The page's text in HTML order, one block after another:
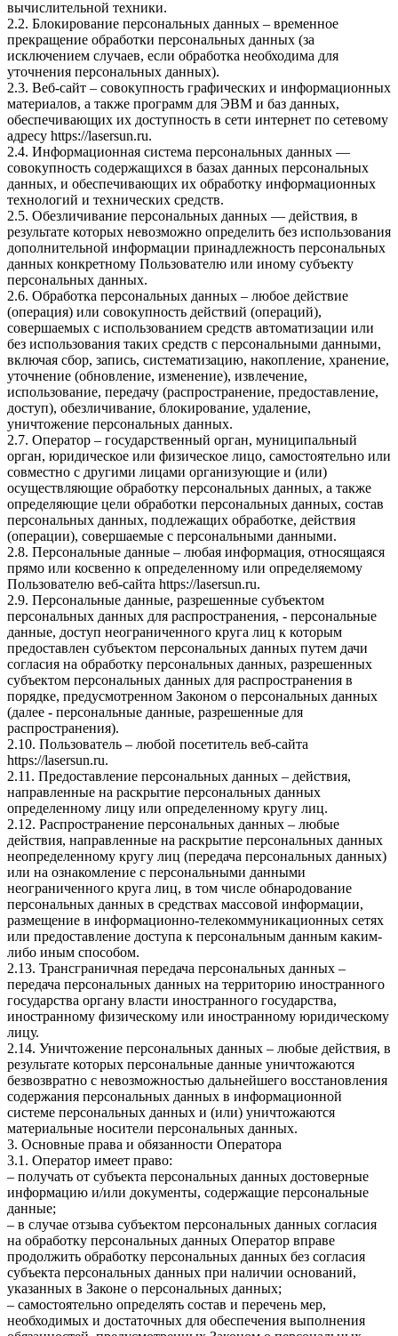
вычислительной техники.
2.2. Блокирование персональных данных – временное
прекращение обработки персональных данных (за
исключением случаев, если обработка необходима для
уточнения персональных данных).
2.3. Веб-сайт – совокупность графических и информационных
материалов, а также программ для ЭВМ и баз данных,
обеспечивающих их доступность в сети интернет по сетевому
адресу https://lasersun.ru.
2.4. Информационная система персональных данных —
совокупность содержащихся в базах данных персональных
данных, и обеспечивающих их обработку информационных
технологий и технических средств.
2.5. Обезличивание персональных данных — действия, в
результате которых невозможно определить без использования
дополнительной информации принадлежность персональных
данных конкретному Пользователю или иному субъекту
персональных данных.
2.6. Обработка персональных данных – любое действие
(операция) или совокупность действий (операций),
совершаемых с использованием средств автоматизации или
без использования таких средств с персональными данными,
включая сбор, запись, систематизацию, накопление, хранение,
уточнение (обновление, изменение), извлечение,
использование, передачу (распространение, предоставление,
доступ), обезличивание, блокирование, удаление,
уничтожение персональных данных.
2.7. Оператор – государственный орган, муниципальный
орган, юридическое или физическое лицо, самостоятельно или
совместно с другими лицами организующие и (или)
осуществляющие обработку персональных данных, а также
определяющие цели обработки персональных данных, состав
персональных данных, подлежащих обработке, действия
(операции), совершаемые с персональными данными.
2.8. Персональные данные – любая информация, относящаяся
прямо или косвенно к определенному или определяемому
Пользователю веб-сайта https://lasersun.ru.
2.9. Персональные данные, разрешенные субъектом
персональных данных для распространения, - персональные
данные, доступ неограниченного круга лиц к которым
предоставлен субъектом персональных данных путем дачи
согласия на обработку персональных данных, разрешенных
субъектом персональных данных для распространения в
порядке, предусмотренном Законом о персональных данных
(далее - персональные данные, разрешенные для
распространения).
2.10. Пользователь – любой посетитель веб-сайта
https://lasersun.ru.
2.11. Предоставление персональных данных – действия,
направленные на раскрытие персональных данных
определенному лицу или определенному кругу лиц.
2.12. Распространение персональных данных – любые
действия, направленные на раскрытие персональных данных
неопределенному кругу лиц (передача персональных данных)
или на ознакомление с персональными данными
неограниченного круга лиц, в том числе обнародование
персональных данных в средствах массовой информации,
размещение в информационно-телекоммуникационных сетях
или предоставление доступа к персональным данным каким-
либо иным способом.
2.13. Трансграничная передача персональных данных –
передача персональных данных на территорию иностранного
государства органу власти иностранного государства,
иностранному физическому или иностранному юридическому
лицу.
2.14. Уничтожение персональных данных – любые действия, в
результате которых персональные данные уничтожаются
безвозвратно с невозможностью дальнейшего восстановления
содержания персональных данных в информационной
системе персональных данных и (или) уничтожаются
материальные носители персональных данных.
3. Основные права и обязанности Оператора
3.1. Оператор имеет право:
– получать от субъекта персональных данных достоверные
информацию и/или документы, содержащие персональные
данные;
– в случае отзыва субъектом персональных данных согласия
на обработку персональных данных Оператор вправе
продолжить обработку персональных данных без согласия
субъекта персональных данных при наличии оснований,
указанных в Законе о персональных данных;
– самостоятельно определять состав и перечень мер,
необходимых и достаточных для обеспечения выполнения